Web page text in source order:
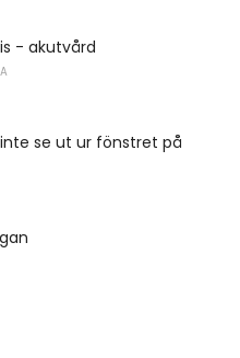
- akutvård
se ut ur fönstret på